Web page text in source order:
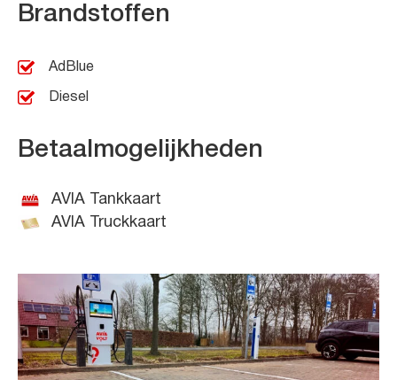
Brandstoffen
AdBlue
Diesel
Betaalmogelijkheden
AVIA Tankkaart
AVIA Truckkaart